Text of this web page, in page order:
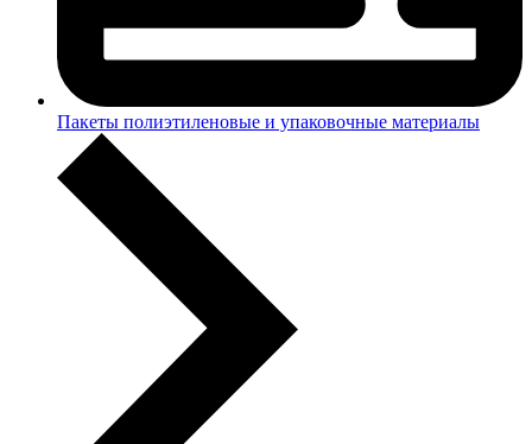
Пакеты полиэтиленовые и упаковочные материалы